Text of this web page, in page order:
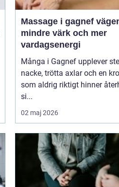
Massage i gagnef vägen till
mindre värk och mer
vardagsenergi
Många i Gagnef upplever
nacke, trötta axlar och en
som aldrig riktigt hinner
si...
02 maj 2026